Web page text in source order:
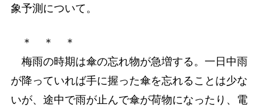
象予測について。
＊ ＊ ＊
梅雨の時期は傘の忘れ物が急増する。一日中雨
が降っていれば手に握った傘を忘れることは少な
いが、途中で雨が止んで傘が荷物になったり、電